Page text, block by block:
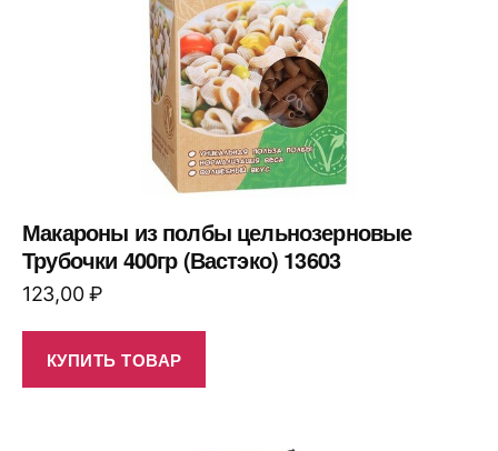
Макароны из полбы цельнозерновые
Трубочки 400гр (Вастэко) 13603
123,00₽
КУПИТЬ ТОВАР